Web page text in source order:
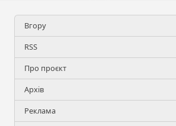
Вгору
RSS
Про проєкт
Архів
Реклама